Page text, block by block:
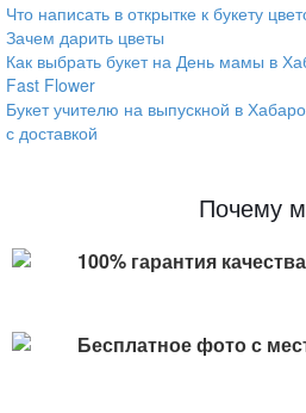
Что написать в открытке к букету
Зачем дарить цветы
Как выбрать букет на День мамы в
Fast Flower
Букет учителю на выпускной в
с доставкой
Почему
100% гарантия
Бесплатное фото с